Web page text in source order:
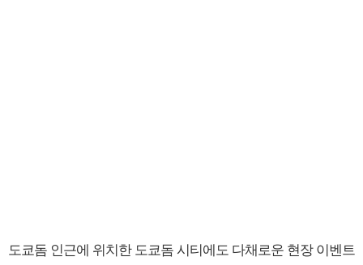
도쿄돔 인근에 위치한 도쿄돔 시티에도 다채로운 현장 이벤트